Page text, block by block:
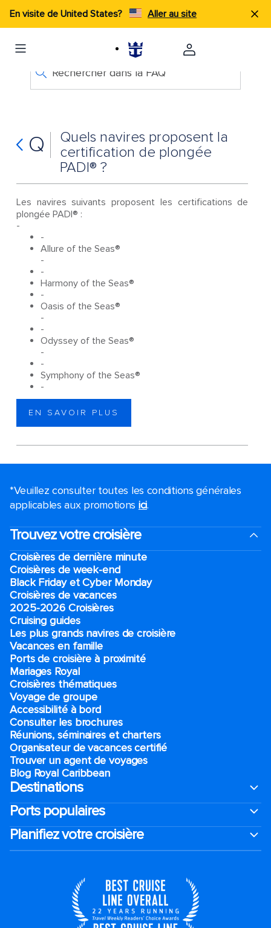
En visite de United States? Aller au site
Rechercher dans la FAQ
Q
Quels navires proposent la
certification de plongée
PADI® ?
Les navires suivants proposent les certifications de
plongée PADI® :
-
-
Allure of the Seas®
-
-
Harmony of the Seas®
-
Oasis of the Seas®
-
-
Odyssey of the Seas®
-
-
Symphony of the Seas®
-
EN SAVOIR PLUS
*Veuillez consulter toutes les conditions générales
applicables aux promotions ici.
Trouvez votre croisière
Croisières de dernière minute
Croisières de week-end
Black Friday et Cyber Monday
Croisières de vacances
2025-2026 Croisières
Cruising guides
Les plus grands navires de croisière
Vacances en famille
Ports de croisière à proximité
Mariages Royal
Croisières thématiques
Voyage de groupe​
Accessibilité à bord​
Consulter les brochures
Réunions, séminaires et charters
Organisateur de vacances certifié
Trouver un agent de voyages
Blog Royal Caribbean
Destinations
Ports populaires
Planifiez votre croisière